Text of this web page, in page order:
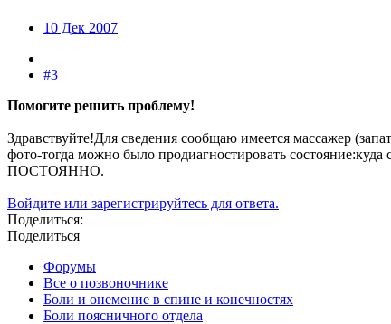
10 Дек 2007
#3
Помогите решить проблему!
Здравствуйте!Для сведения сообщаю имеется массажер
фото-тогда можно было продиагностировать
ПОСТОЯННО.
Войдите или зарегистрируйтесь для ответа.
Поделиться:
Поделиться
Форумы
Все о позвоночнике
Боли и онемение в спине и конечностях
Боли поясничного отдела